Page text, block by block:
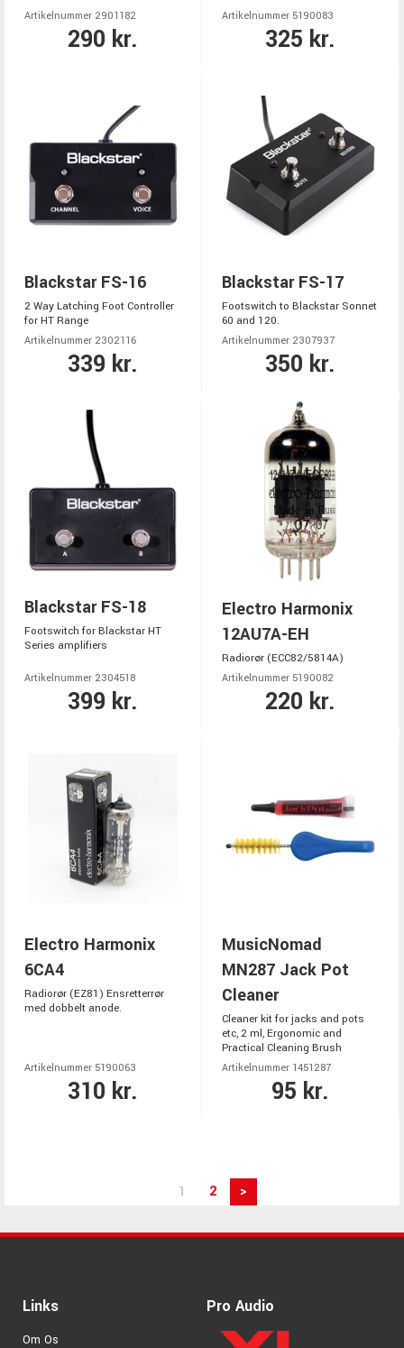
Artikelnummer 2901182
290 kr.
Artikelnummer 5190083
325 kr.
Blackstar FS-16
2 Way Latching Foot Controller
for HT Range
Artikelnummer 2302116
339 kr.
Blackstar FS-17
Footswitch to Blackstar Sonnet
60 and 120.
Artikelnummer 2307937
350 kr.
Blackstar FS-18
Footswitch for Blackstar HT
Series amplifiers
Artikelnummer 2304518
399 kr.
Electro Harmonix
12AU7A-EH
Radiorør (ECC82/5814A)
Artikelnummer 5190082
220 kr.
Electro Harmonix
6CA4
Radiorør (EZ81) Ensretterrør
med dobbelt anode.
Artikelnummer 5190063
310 kr.
MusicNomad
MN287 Jack Pot
Cleaner
Cleaner kit for jacks and pots
etc, 2 ml, Ergonomic and
Practical Cleaning Brush
Artikelnummer 1451287
95 kr.
1 2 >
Links
Om Os
Pro Audio